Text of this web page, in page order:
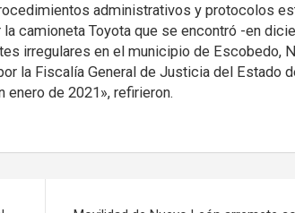
administrativos y protocolos
camioneta Toyota que se encontró -en
irregulares en el municipio de Escobedo,
la Fiscalía General de Justicia del Estado
de 2021», refirieron.